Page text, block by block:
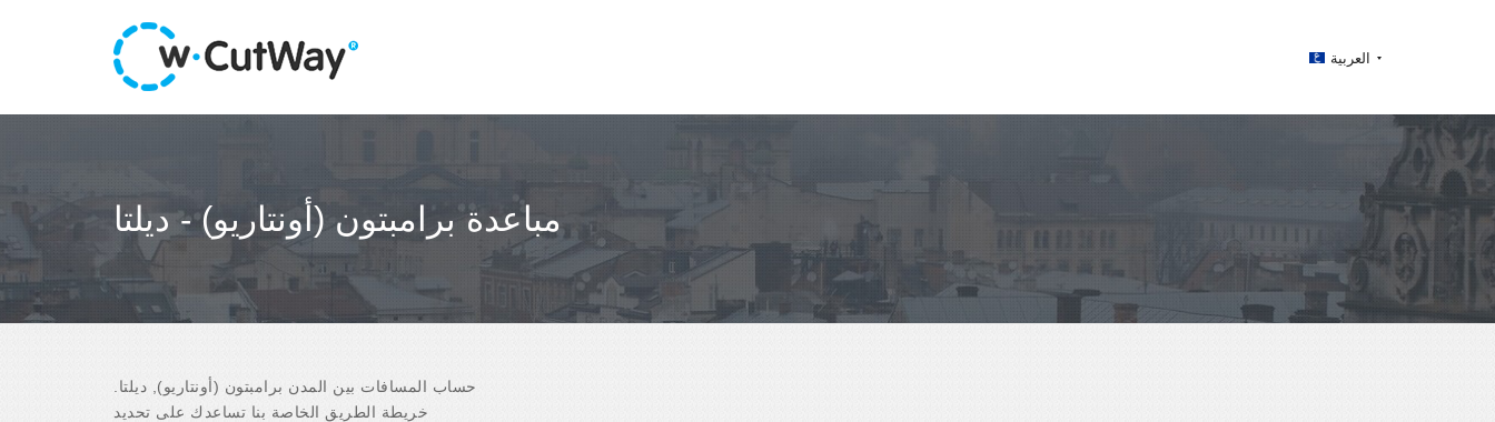
العربية
مباعدة برامبتون (أونتاريو) - ديلتا
حساب المسافات بين المدن برامبتون (أونتاريو), ديلتا.
خريطة الطريق الخاصة بنا تساعدك على تحديد